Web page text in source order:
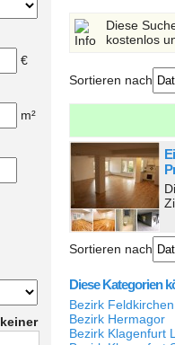
€
m²
keiner
Diese
kostenlos
Sortieren nach
Sortieren nach
Diese Kategorien
Bezirk Feldkirchen
Bezirk Hermagor
Bezirk Klagenfurt